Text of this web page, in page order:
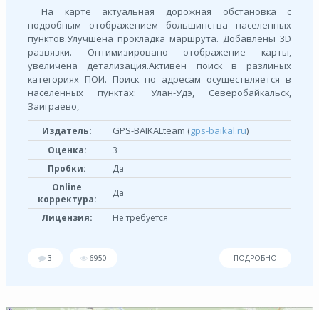
На карте актуальная дорожная обстановка с
подробным отображением большинства населенных
пунктов.Улучшена прокладка маршрута. Добавлены 3D
развязки. Оптимизировано отображение карты,
увеличена детализация.Активен поиск в разлиных
категориях ПОИ. Поиск по адресам осуществляется в
населенных пунктах: Улан-Удэ, Северобайкальск,
Заиграево,
Издатель: GPS-BAIKALteam (gps-baikal.ru)
Оценка:
3
Пробки:
Да
Online
корректура:
Да
Лицензия: Не требуется
3 6950 ПОДРОБНО